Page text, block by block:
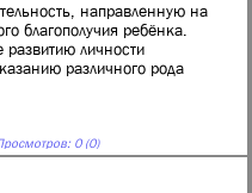
направленную на
благополучия ребёнка.
личности
различного рода
0 (0)